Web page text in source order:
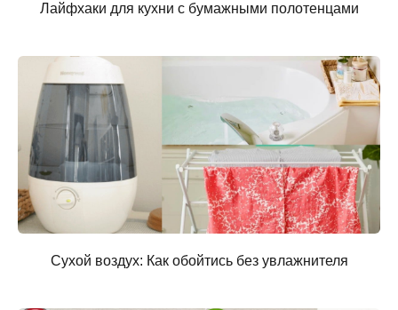
Лайфхаки для кухни с бумажными полотенцами
Сухой воздух: Как обойтись без увлажнителя